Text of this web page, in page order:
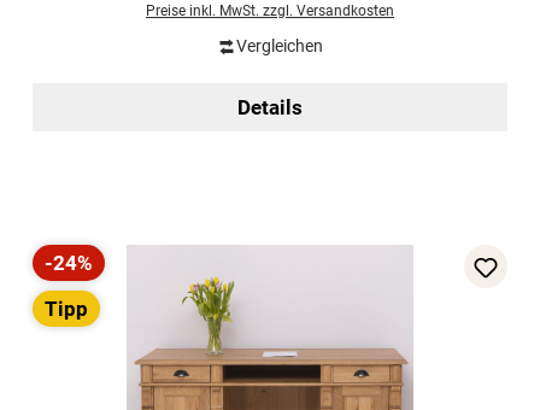
Preise inkl. MwSt. zzgl. Versandkosten
Vergleichen
Details
Rabatt
-24%
Tipp